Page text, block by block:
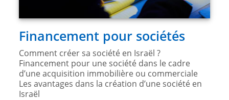
Financement pour sociétés
Comment créer sa société en Israël ?
Financement pour une société dans le cadre
d’une acquisition immobilière ou commerciale
Les avantages dans la création d’une société en
Israël